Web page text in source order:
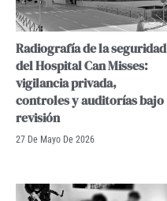
Radiografía de la seguridad
del Hospital Can Misses:
vigilancia privada,
controles y auditorías bajo
revisión
27 De Mayo De 2026